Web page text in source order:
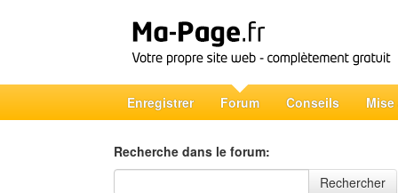
Enregistrer Forum Conseils Mise
Recherche dans le forum:
Recherche dans le forum
Rechercher